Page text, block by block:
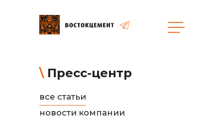
общая информация
Пресс-центр
все статьи
новости компании